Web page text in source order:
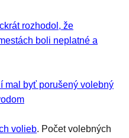
rozhodol, že
boli neplatné a
mal byť porušený volebný
volieb. Počet volebných